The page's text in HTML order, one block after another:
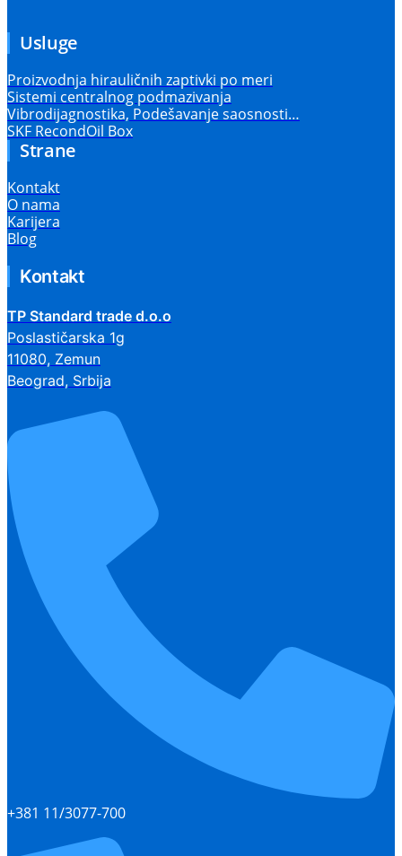
Usluge
Proizvodnja hirauličnih zaptivki po meri
Sistemi centralnog podmazivanja
Vibrodijagnostika, Podešavanje saosnosti…
SKF RecondOil Box
Strane
Kontakt
O nama
Karijera
Blog
Kontakt
TP Standard trade d.o.o
Poslastičarska 1g
11080, Zemun
Beograd, Srbija
+381 11/3077-700